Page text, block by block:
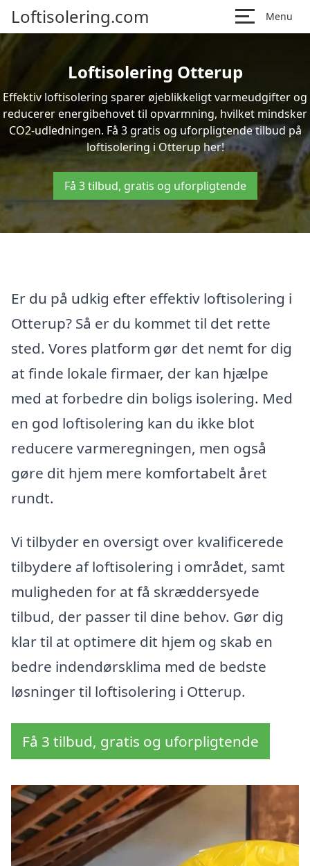
Loftisolering.com Menu
Loftisolering Otterup
Effektiv loftisolering sparer øjeblikkeligt varmeudgifter og
reducerer energibehovet til opvarmning, hvilket mindsker
CO2-udledningen. Få 3 gratis og uforpligtende tilbud på
loftisolering i Otterup her!
Få 3 tilbud, gratis og uforpligtende
Er du på udkig efter effektiv loftisolering i
Otterup? Så er du kommet til det rette
sted. Vores platform gør det nemt for dig
at finde lokale firmaer, der kan hjælpe
med at forbedre din boligs isolering. Med
en god loftisolering kan du ikke blot
reducere varmeregningen, men også
gøre dit hjem mere komfortabelt året
rundt.
Vi tilbyder en oversigt over kvalificerede
tilbydere af loftisolering i området, samt
muligheden for at få skræddersyede
tilbud, der passer til dine behov. Gør dig
klar til at optimere dit hjem og skab en
bedre indendørsklima med de bedste
løsninger til loftisolering i Otterup.
Få 3 tilbud, gratis og uforpligtende